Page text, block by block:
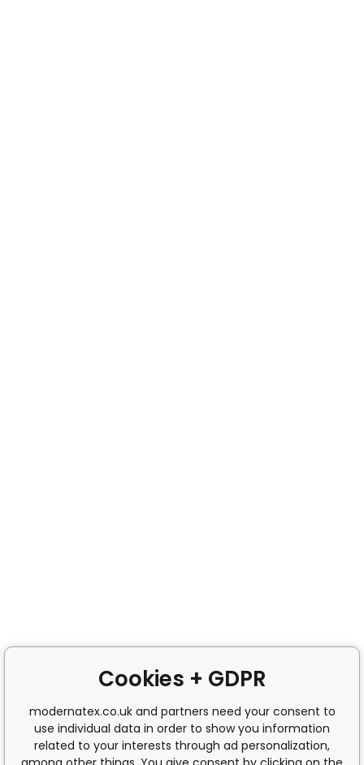
Cookies + GDPR
modernatex.co.uk and partners need your consent to
use individual data in order to show you information
related to your interests through ad personalization,